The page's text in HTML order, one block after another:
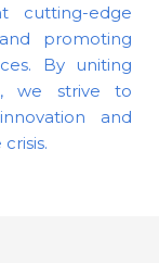
cutting-edge
promoting
By uniting
we strive to
and